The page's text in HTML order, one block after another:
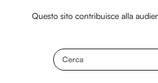
Questo sito contribuisce alla
Cerca